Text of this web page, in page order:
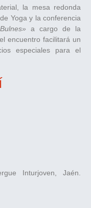
la mesa redonda
Yoga y la conferencia
a cargo de la
encuentro facilitará un
especiales para el
Inturjoven, Jaén.